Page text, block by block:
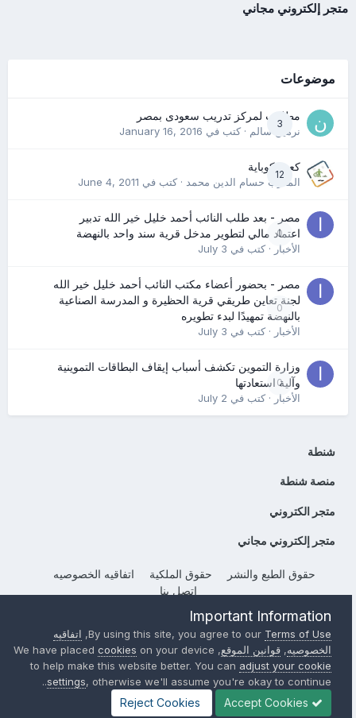
متجر إلكتروني مجاني
موضوعات
3
مطلوب لمركز تدريب سعودى بمصر
نرمين سالم· كتب في January 16, 2016
12
كعب كوباية
المدرب حسام الدين محمد· كتب في June 4, 2011
0
مصر - بعد طلب النائب أحمد خليل خير الله تدبير
اعتماد مالي لتطوير مدخل قرية سند واحد بالنهضة
الأخبار· كتب في July 3
0
مصر - بحضور أعضاء مكتب النائب أحمد خليل خير الله
لجنة تعاين طريقي قرية الحظيرة و المدرسة الصناعية
بالنهضة تمهيدًا لبدء تطويره
الأخبار· كتب في July 3
0
وزارة التموين تكشف أسباب إيقاف البطاقات التموينية
وآلية استعادتها
الأخبار· كتب في July 2
شنطة
منصة شنطة
متجر الكتروني
متجر إلكتروني مجاني
حقوق الطبع والنشر حقوق الملكية
اتفاقيه الخصوصيه
إتصل بنا
Powered by Invision CommunityImportant Information
By using this site, you agree to ourTerms of Use
, اتفاقيه
الخصوصيه, قوانين الموقع, We have placed
cookies on your device
to help make this website better. You canadjust your cookie
settings , otherwise we'll assume you're okay to continue..
Accept Cookies